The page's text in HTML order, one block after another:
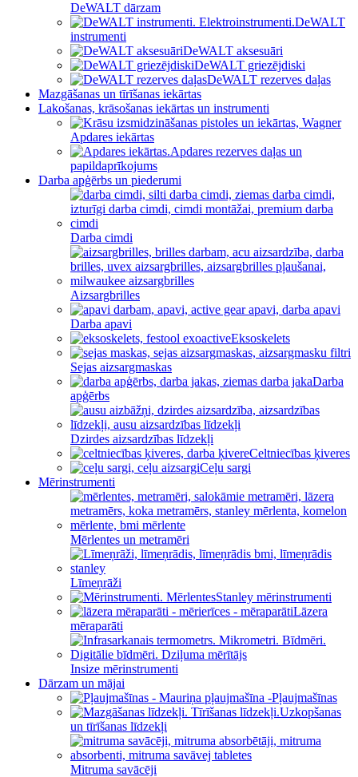
DeWALT dārzam
DeWALT
instrumenti
DeWALT aksesuāri
DeWALT griezējdiski
DeWALT rezerves daļas
Mazgāšanas un tīrīšanas iekārtas
Lakošanas, krāsošanas iekārtas un instrumenti
Apdares iekārtas
Apdares rezerves daļas un
papildaprīkojums
Darba apģērbs un piederumi
Darba cimdi
Aizsargbrilles
Darba apavi
Eksoskelets
Sejas aizsargmaskas
Darba
apģērbs
Dzirdes aizsardzības līdzekļi
Celtniecības ķiveres
Ceļu sargi
Mērinstrumenti
Mērlentes un metramēri
Līmeņrāži
Stanley mērinstrumenti
Lāzera
mēraparāti
Insize mērinstrumenti
Dārzam un mājai
Pļaujmašīnas
Uzkopšanas
un tīrīšanas līdzekļi
Mitruma savācēji